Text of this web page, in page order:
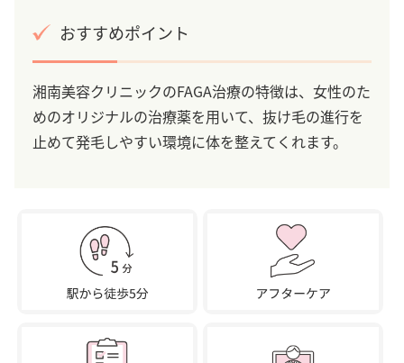
おすすめポイント
湘南美容クリニックのFAGA治療の特徴は、女性のた
めのオリジナルの治療薬を用いて、抜け毛の進行を
止めて発毛しやすい環境に体を整えてくれます。